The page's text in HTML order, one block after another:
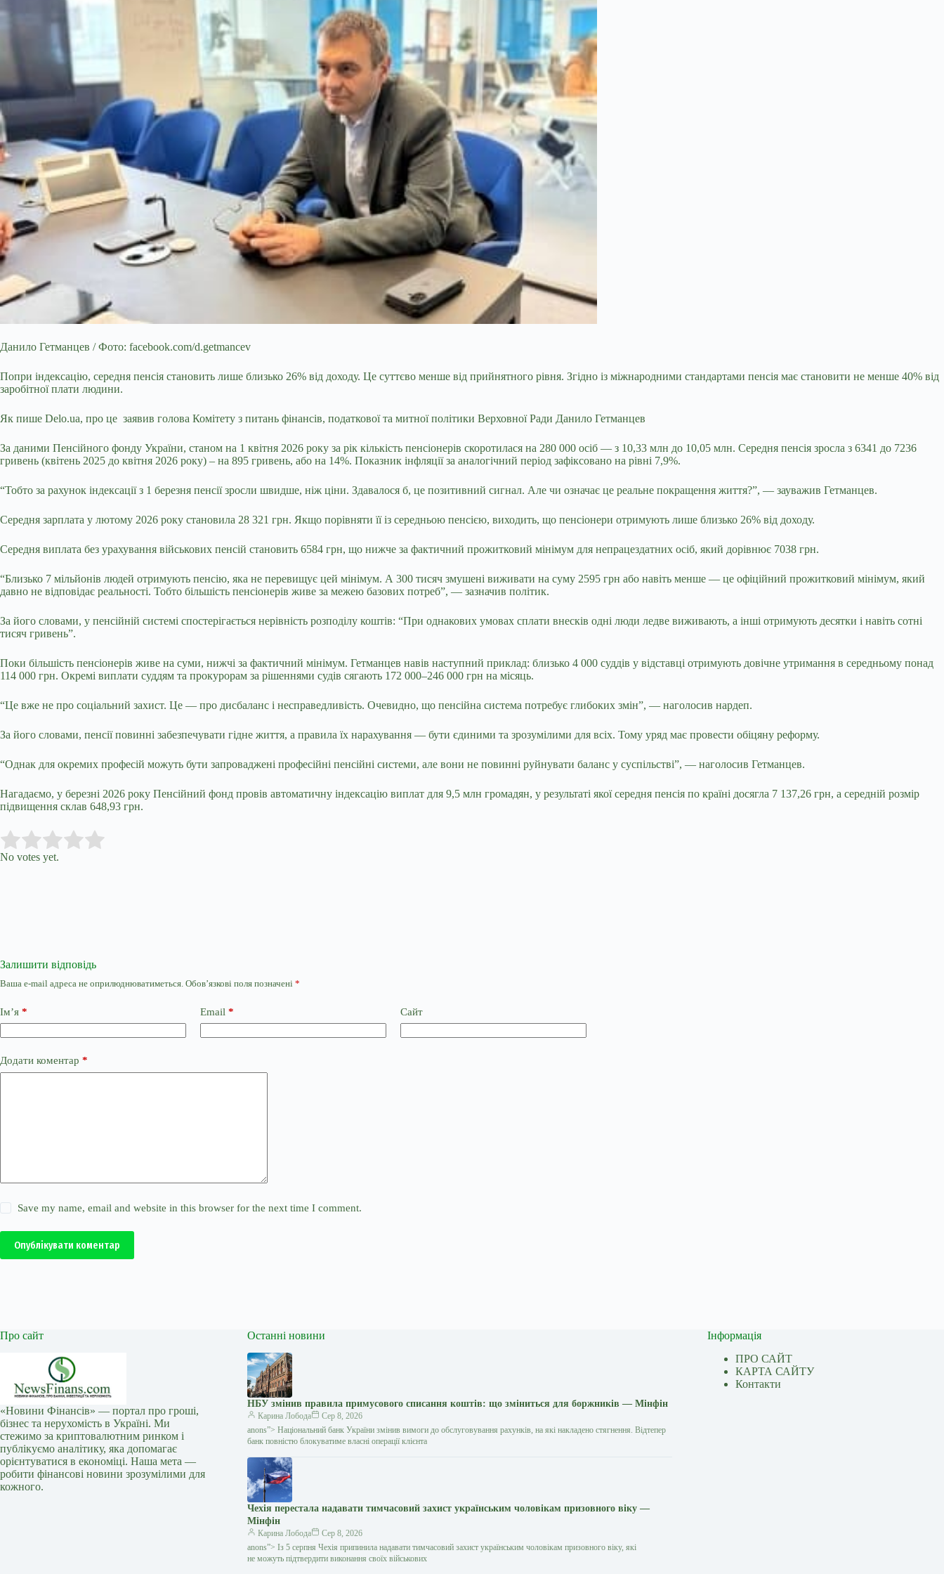
Данило Гетманцев / Фото: facebook.com/d.getmancev
Попри індексацію, середня пенсія становить лише близько 26% від доходу. Це суттєво менше від прийнятного рівня. Згідно із міжнародними стандартами пенсія має становити не менше 40% від
заробітної плати людини.
Як пише Delo.ua, про це заявив голова Комітету з питань фінансів, податкової та митної політики Верховної Ради Данило Гетманцев
За даними Пенсійного фонду України, станом на 1 квітня 2026 року за рік кількість пенсіонерів скоротилася на 280 000 осіб — з 10,33 млн до 10,05 млн. Середня пенсія зросла з 6341 до 7236
гривень (квітень 2025 до квітня 2026 року) – на 895 гривень, або на 14%. Показник інфляції за аналогічний період зафіксовано на рівні 7,9%.
“Тобто за рахунок індексації з 1 березня пенсії зросли швидше, ніж ціни. Здавалося б, це позитивний сигнал. Але чи означає це реальне покращення життя?”, — зауважив Гетманцев.
Середня зарплата у лютому 2026 року становила 28 321 грн. Якщо порівняти її із середньою пенсією, виходить, що пенсіонери отримують лише близько 26% від доходу.
Середня виплата без урахування військових пенсій становить 6584 грн, що нижче за фактичний прожитковий мінімум для непрацездатних осіб, який дорівнює 7038 грн.
“Близько 7 мільйонів людей отримують пенсію, яка не перевищує цей мінімум. А 300 тисяч змушені виживати на суму 2595 грн або навіть менше — це офіційний прожитковий мінімум, який
давно не відповідає реальності. Тобто більшість пенсіонерів живе за межею базових потреб”, — зазначив політик.
За його словами, у пенсійній системі спостерігається нерівність розподілу коштів: “При однакових умовах сплати внесків одні люди ледве виживають, а інші отримують десятки і навіть сотні
тисяч гривень”.
Поки більшість пенсіонерів живе на суми, нижчі за фактичний мінімум. Гетманцев навів наступний приклад: близько 4 000 суддів у відставці отримують довічне утримання в середньому понад
114 000 грн. Окремі виплати суддям та прокурорам за рішеннями судів сягають 172 000–246 000 грн на місяць.
“Це вже не про соціальний захист. Це — про дисбаланс і несправедливість. Очевидно, що пенсійна система потребує глибоких змін”, — наголосив нардеп.
За його словами, пенсії повинні забезпечувати гідне життя, а правила їх нарахування — бути єдиними та зрозумілими для всіх. Тому уряд має провести обіцяну реформу.
“Однак для окремих професій можуть бути запроваджені професійні пенсійні системи, але вони не повинні руйнувати баланс у суспільстві”, — наголосив Гетманцев.
Нагадаємо, у березні 2026 року Пенсійний фонд провів автоматичну індексацію виплат для 9,5 млн громадян, у результаті якої середня пенсія по країні досягла 7 137,26 грн, а середній розмір
підвищення склав 648,93 грн.
Rate this item:
No votes yet.
Залишити відповідь
Ваша e-mail адреса не оприлюднюватиметься. Обов’язкові поля позначені *
Ім’я * Email * Сайт
Додати коментар *
Save my name, email and website in this browser for the next time I comment.
Опублікувати коментар
Про сайт
«Новини Фінансів» — портал про гроші,
бізнес та нерухомість в Україні. Ми
стежимо за криптовалютним ринком і
публікуємо аналітику, яка допомагає
орієнтуватися в економіці. Наша мета —
робити фінансові новини зрозумілими для
кожного.
Останні новини
НБУ змінив правила примусового списання коштів: що зміниться для боржників — Мінфін
Карина Лобода
Сер 8, 2026
anons”> Національний банк України змінив вимоги до обслуговування рахунків, на які накладено стягнення. Відтепер
банк повністю блокуватиме власні операції клієнта
Чехія перестала надавати тимчасовий захист українським чоловікам призовного віку —
Мінфін
Карина Лобода
Сер 8, 2026
anons”> Із 5 серпня Чехія припинила надавати тимчасовий захист українським чоловікам призовного віку, які
не можуть підтвердити виконання своїх військових
Інформація
ПРО САЙТ
КАРТА САЙТУ
Контакти